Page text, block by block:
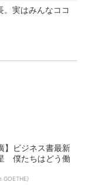
。実はみんなココ
】ビジネス書最新
僕たちはどう働
GOETHE)